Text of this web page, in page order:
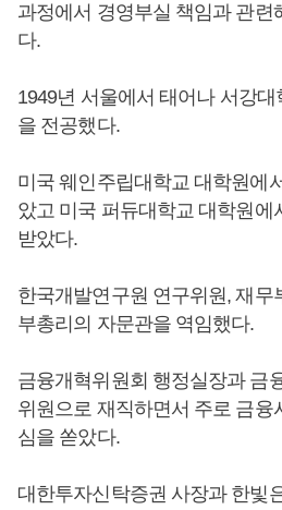
과정에서 경영부실 책임과 관련
다.
1949년 서울에서 태어나 서강
을 전공했다.
미국 웨인주립대학교 대학원에
았고 미국 퍼듀대학교 대학원에
받았다.
한국개발연구원 연구위원, 재무
부총리의 자문관을 역임했다.
금융개혁위원회 행정실장과 금
위원으로 재직하면서 주로 금융
심을 쏟았다.
대한투자신탁증권 사장과 한빛